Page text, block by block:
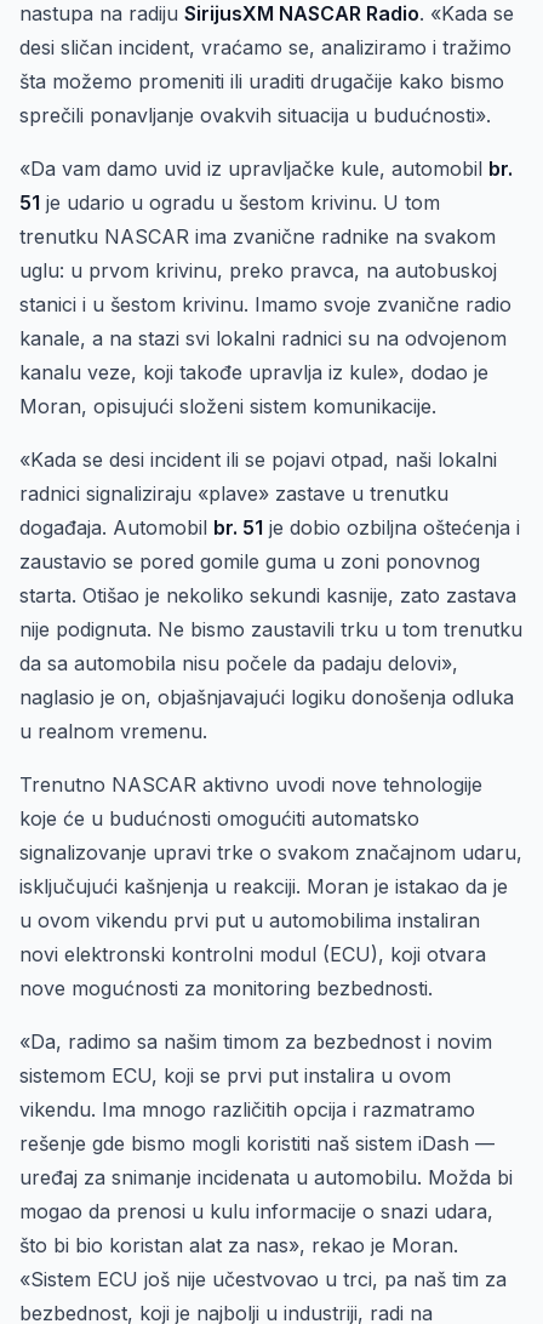
nastupa na radiju SirijusXM NASCAR Radio. «Kada se
desi sličan incident, vraćamo se, analiziramo i tražimo
šta možemo promeniti ili uraditi drugačije kako bismo
sprečili ponavljanje ovakvih situacija u budućnosti».
«Da vam damo uvid iz upravljačke kule, automobil br.
51 je udario u ogradu u šestom krivinu. U tom
trenutku NASCAR ima zvanične radnike na svakom
uglu: u prvom krivinu, preko pravca, na autobuskoj
stanici i u šestom krivinu. Imamo svoje zvanične radio
kanale, a na stazi svi lokalni radnici su na odvojenom
kanalu veze, koji takođe upravlja iz kule», dodao je
Moran, opisujući složeni sistem komunikacije.
«Kada se desi incident ili se pojavi otpad, naši lokalni
radnici signaliziraju «plave» zastave u trenutku
događaja. Automobil br. 51 je dobio ozbiljna oštećenja i
zaustavio se pored gomile guma u zoni ponovnog
starta. Otišao je nekoliko sekundi kasnije, zato zastava
nije podignuta. Ne bismo zaustavili trku u tom trenutku
da sa automobila nisu počele da padaju delovi»,
naglasio je on, objašnjavajući logiku donošenja odluka
u realnom vremenu.
Trenutno NASCAR aktivno uvodi nove tehnologije
koje će u budućnosti omogućiti automatsko
signalizovanje upravi trke o svakom značajnom udaru,
isključujući kašnjenja u reakciji. Moran je istakao da je
u ovom vikendu prvi put u automobilima instaliran
novi elektronski kontrolni modul (ECU), koji otvara
nove mogućnosti za monitoring bezbednosti.
«Da, radimo sa našim timom za bezbednost i novim
sistemom ECU, koji se prvi put instalira u ovom
vikendu. Ima mnogo različitih opcija i razmatramo
rešenje gde bismo mogli koristiti naš sistem iDash —
uređaj za snimanje incidenata u automobilu. Možda bi
mogao da prenosi u kulu informacije o snazi udara,
što bi bio koristan alat za nas», rekao je Moran.
«Sistem ECU još nije učestvovao u trci, pa naš tim za
bezbednost, koji je najbolji u industriji, radi na